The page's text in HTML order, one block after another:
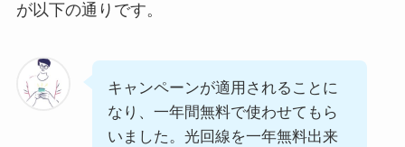
が以下の通りです。
キャンペーンが適用されることに
なり、一年間無料で使わせてもら
いました。光回線を一年無料出来